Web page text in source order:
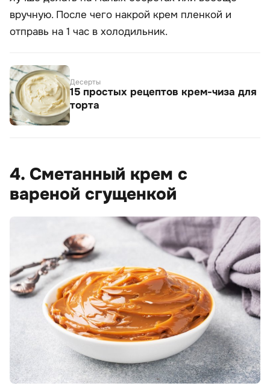
вручную. После чего накрой крем пленкой и
отправь на 1 час в холодильник.
Десерты
15 простых рецептов крем-чиза для
торта
4. Сметанный крем с
вареной сгущенкой